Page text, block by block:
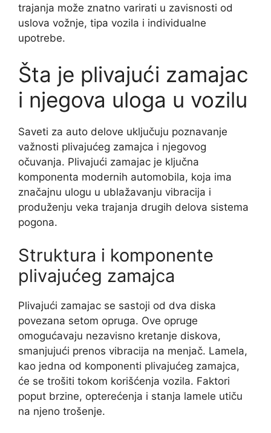
trajanja može znatno varirati u zavisnosti od
uslova vožnje, tipa vozila i individualne
upotrebe.
Šta je plivajući zamajac
i njegova uloga u vozilu
Saveti za auto delove uključuju poznavanje
važnosti plivajućeg zamajca i njegovog
očuvanja. Plivajući zamajac je ključna
komponenta modernih automobila, koja ima
značajnu ulogu u ublažavanju vibracija i
produženju veka trajanja drugih delova sistema
pogona.
Struktura i komponente
plivajućeg zamajca
Plivajući zamajac se sastoji od dva diska
povezana setom opruga. Ove opruge
omogućavaju nezavisno kretanje diskova,
smanjujući prenos vibracija na menjač. Lamela,
kao jedna od komponenti plivajućeg zamajca,
će se trošiti tokom korišćenja vozila. Faktori
poput brzine, opterećenja i stanja lamele utiču
na njeno trošenje.